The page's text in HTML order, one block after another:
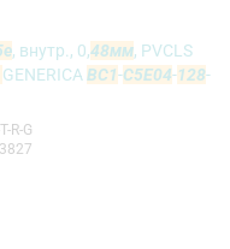
, внутр., 0,48мм, PVCLS
GENERICA BC1-C5E04-128-
R-G